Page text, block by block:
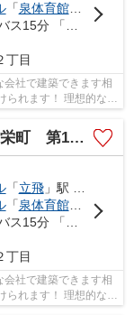
「泉体育館」駅 徒歩
「昭和第一学園」 停歩4分
丁目
会社で建築できます相
られます！ 理想的なマ
12 全8区画
「立飛」駅 徒歩20分
「泉体育館」駅 徒歩
「昭和第一学園」 停歩4分
丁目
会社で建築できます相
られます！ 理想的なマ